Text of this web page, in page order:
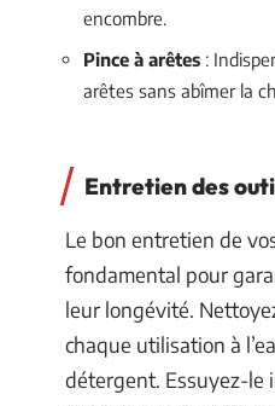
encombre.
Pince à arêtes :
arêtes sans abîmer la
Entretien des
Le bon entretien de
fondamental pour
leur longévité.
chaque utilisation à
détergent. Essuyez-le